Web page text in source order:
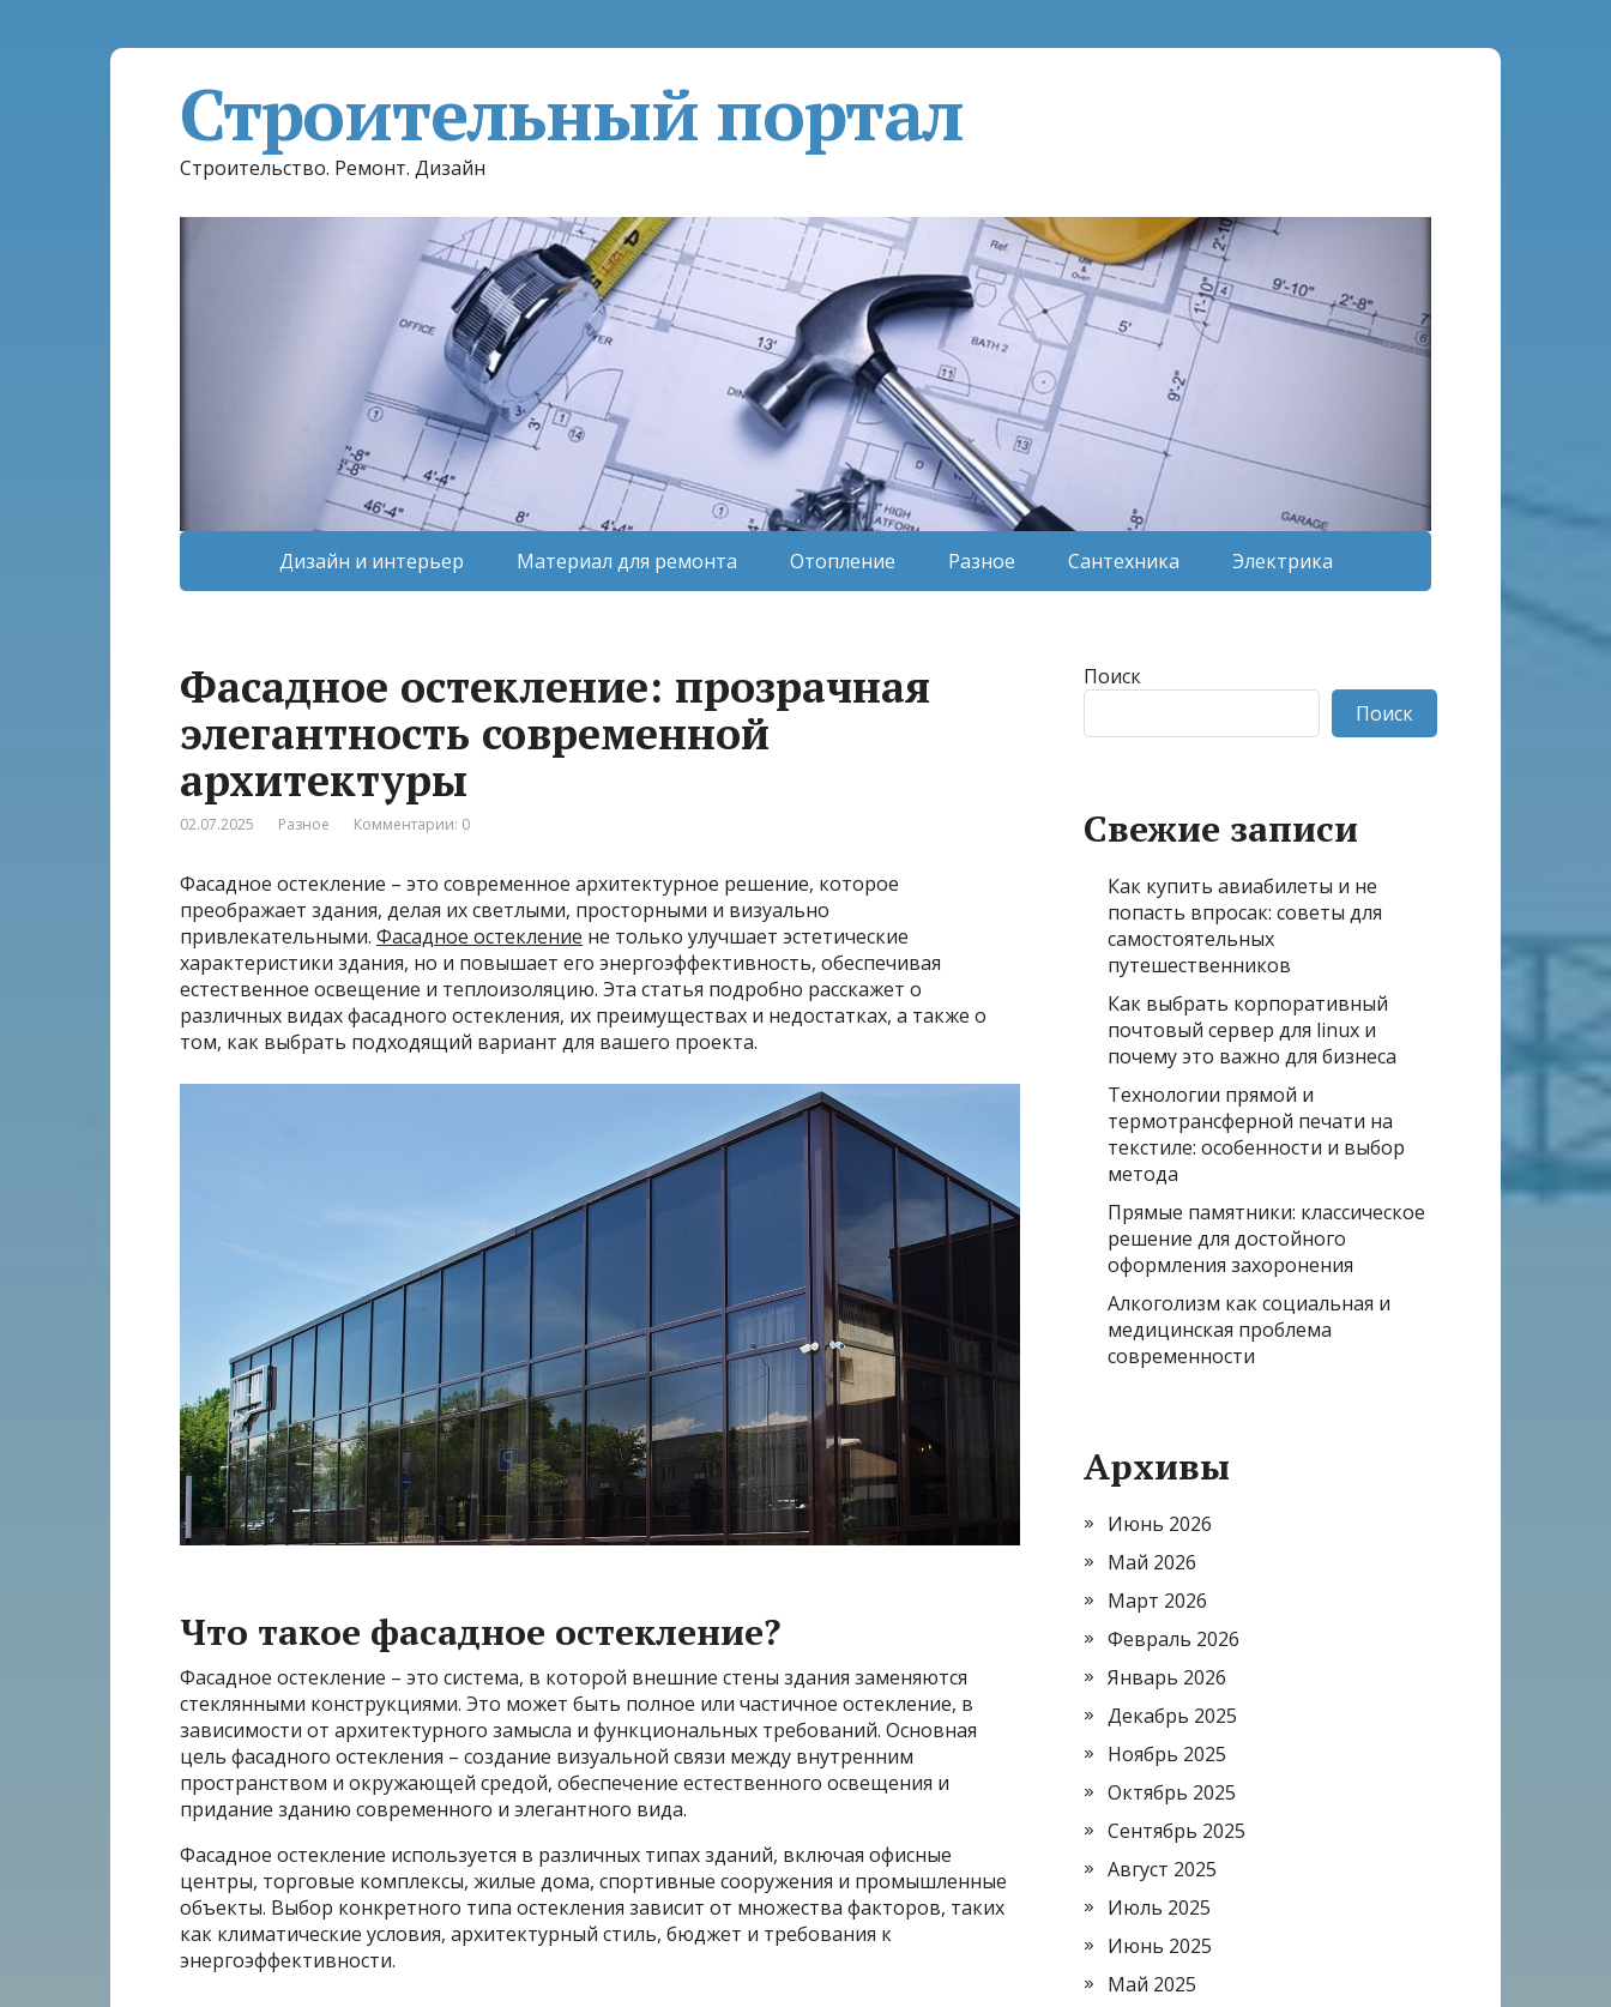
Строительный портал
Строительство. Ремонт. Дизайн
Дизайн и интерьер Материал для ремонта Отопление Разное Сантехника Электрика
Фасадное остекление: прозрачная
элегантность современной
архитектуры
02.07.2025 Разное Комментарии: 0
Фасадное остекление – это современное архитектурное решение, которое
преображает здания, делая их светлыми, просторными и визуально
привлекательными. Фасадное остекление не только улучшает эстетические
характеристики здания, но и повышает его энергоэффективность, обеспечивая
естественное освещение и теплоизоляцию. Эта статья подробно расскажет о
различных видах фасадного остекления, их преимуществах и недостатках, а также о
том, как выбрать подходящий вариант для вашего проекта.
Что такое фасадное остекление?
Фасадное остекление – это система, в которой внешние стены здания заменяются
стеклянными конструкциями. Это может быть полное или частичное остекление, в
зависимости от архитектурного замысла и функциональных требований. Основная
цель фасадного остекления – создание визуальной связи между внутренним
пространством и окружающей средой, обеспечение естественного освещения и
придание зданию современного и элегантного вида.
Фасадное остекление используется в различных типах зданий, включая офисные
центры, торговые комплексы, жилые дома, спортивные сооружения и промышленные
объекты. Выбор конкретного типа остекления зависит от множества факторов, таких
как климатические условия, архитектурный стиль, бюджет и требования к
энергоэффективности.
Поиск
Поиск
Свежие записи
Как купить авиабилеты и не
попасть впросак: советы для
самостоятельных
путешественников
Как выбрать корпоративный
почтовый сервер для linux и
почему это важно для бизнеса
Технологии прямой и
термотрансферной печати на
текстиле: особенности и выбор
метода
Прямые памятники: классическое
решение для достойного
оформления захоронения
Алкоголизм как социальная и
медицинская проблема
современности
Архивы
Июнь 2026
Май 2026
Март 2026
Февраль 2026
Январь 2026
Декабрь 2025
Ноябрь 2025
Октябрь 2025
Сентябрь 2025
Август 2025
Июль 2025
Июнь 2025
Май 2025